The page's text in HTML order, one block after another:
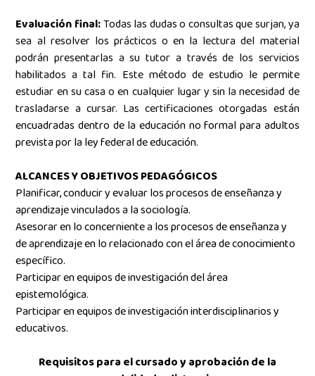
Evaluación final:Todas las dudas o consultas que surjan, ya
sea al resolver los prácticos o en la lectura del material
podrán presentarlas a su tutor a través de los servicios
habilitados a tal fin. Este método de estudio le permite
estudiar en su casa o en cualquier lugar y sin la necesidad de
trasladarse a cursar. Las certificaciones otorgadas están
encuadradas dentro de la educación no formal para adultos
prevista por la ley federal de educación.
ALCANCES Y OBJETIVOS PEDAGÓGICOS
Planificar, conducir y evaluar los procesos de enseñanza y
aprendizaje vinculados a la sociología.
Asesorar en lo concerniente a los procesos de enseñanza y
de aprendizaje en lo relacionado con el área de conocimiento
específico.
Participar en equipos de investigación del área
epistemológica.
Participar en equipos de investigación interdisciplinarios y
educativos.
Requisitos para el cursado y aprobación de la